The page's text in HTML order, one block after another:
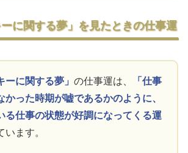
ーに関する夢」を見たときの仕事運
ーに関する夢」の仕事運は、
「仕事
かった時期が嘘であるかのように、
る仕事の状態が好調になってくる運
います。